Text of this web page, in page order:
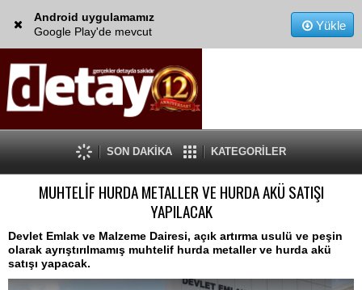
Android uygulamamız
Google Play'de mevcut
Yükle
SON DAKİKA KATEGORİLER
MUHTELİF HURDA METALLER VE HURDA AKÜ SATIŞI
YAPILACAK
Devlet Emlak ve Malzeme Dairesi, açık artırma usulü ve peşin
olarak ayrıştırılmamış muhtelif hurda metaller ve hurda akü
satışı yapacak.